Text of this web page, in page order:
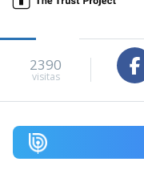
2390
visitas